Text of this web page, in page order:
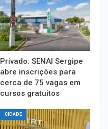
Privado: SENAI Sergipe
abre inscrições para
cerca de 75 vagas em
cursos gratuitos
CIDADE